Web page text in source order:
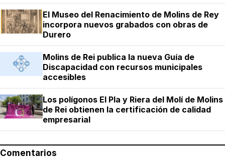
El Museo del Renacimiento de Molins de Rey
incorpora nuevos grabados con obras de
Durero
Molins de Rei publica la nueva Guía de
Discapacidad con recursos municipales
accesibles
Los polígonos El Pla y Riera del Molí de Molins
de Rei obtienen la certificación de calidad
empresarial
Comentarios